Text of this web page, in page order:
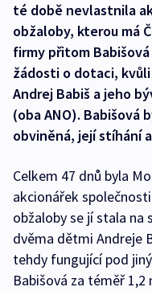
té době nevlastnila
obžaloby, kterou má
firmy přitom
žádosti o dotaci,
Andrej Babiš a jeho
(oba ANO). Babišová
obviněná, její stíhání
Celkem 47 dnů byla
akcionářek
obžaloby se jí stala na
dvěma dětmi Andreje
tehdy fungující pod
Babišová za téměř